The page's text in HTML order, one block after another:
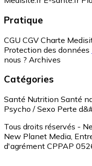
Pratique
CGU CGV Charte
Protection des données
nous ? Archives
Catégories
Santé Nutrition Santé
Psycho / Sexo Perte
Tous droits réservés -
New Planet Media,
d'agrément CPPAP